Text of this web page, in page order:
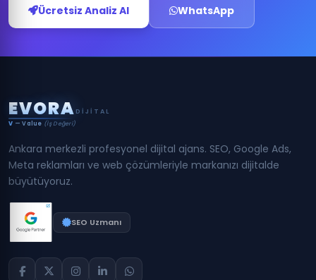
Ücretsiz Analiz Al WhatsApp
EVORA DIJITAL
V — Value (İş Değeri)
Ankara merkezli profesyonel dijital ajans. SEO, Google Ads,
Meta reklamları ve web çözümleriyle markanızı dijitalde
büyütüyoruz.
SEO Uzmanı